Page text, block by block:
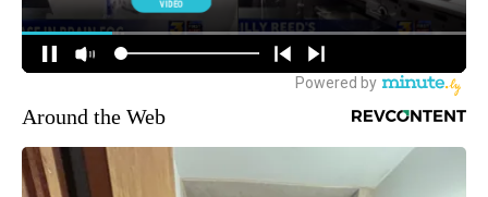
Around the Web